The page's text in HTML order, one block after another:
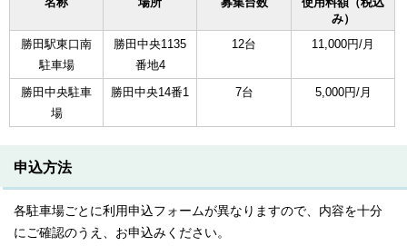
み）
勝田駅東口南
駐車場
勝田中央1135
番地4
12台 11,000円/月
勝田中央駐車
場
勝田中央14番1 7台 5,000円/月
申込方法
各駐車場ごとに利用申込フォームが異なりますので、内容を十分
にご確認のうえ、お申込みください。